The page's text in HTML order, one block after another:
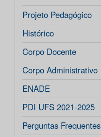
Projeto Pedagógico
Histórico
Corpo Docente
Corpo Administrativo
ENADE
PDI UFS 2021-2025
Perguntas Frequentes